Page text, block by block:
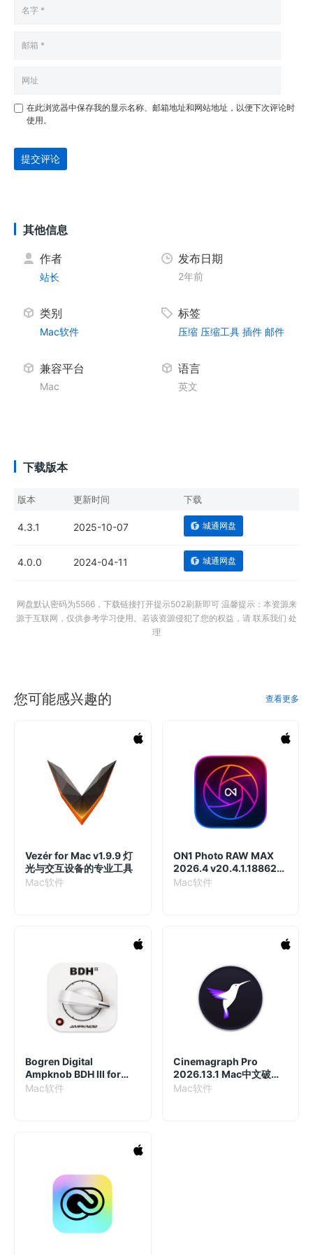
在此浏览器中保存我的显示名称、邮箱地址和网站地址，以便下次评论时
使用。
提交评论
其他信息
作者
站长
发布日期
2年前
类别
Mac软件
标签
压缩 压缩工具 插件 邮件
兼容平台
Mac
语言
英文
下载版本
版本 更新时间 下载
4.3.1 2025-10-07 城通网盘
4.0.0 2024-04-11 城通网盘
网盘默认密码为5566，下载链接打开提示502刷新即可 温馨提示：本资源来
源于互联网，仅供参考学习使用。若该资源侵犯了您的权益，请 联系我们 处
理
您可能感兴趣的 查看更多
Vezér for Mac v1.9.9 灯
光与交互设备的专业工具
Mac软件
ON1 Photo RAW MAX
2026.4 v20.4.1.18862
Mac中文破解版
Mac软件
Bogren Digital
Ampknob BDH III for
Mac 1.2.193 破解版 吉他
Mac软件
Cinemagraph Pro
2026.13.1 Mac中文破解
版
Mac软件